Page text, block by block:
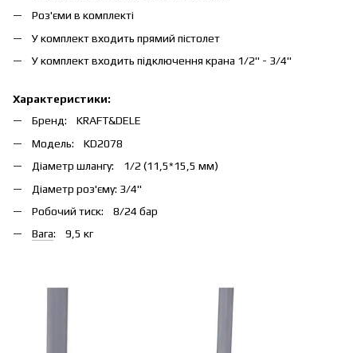
Роз'єми в комплекті
У комплект входить прямий пістолет
У комплект входить підключення крана 1/2'' - 3/4''
Характеристики:
Бренд: KRAFT&DELE
Модель: KD2078
Діаметр шлангу: 1/2 (11,5*15,5 мм)
Діаметр роз'єму: 3/4"
Робочий тиск: 8/24 бар
Вага: 9,5 кг